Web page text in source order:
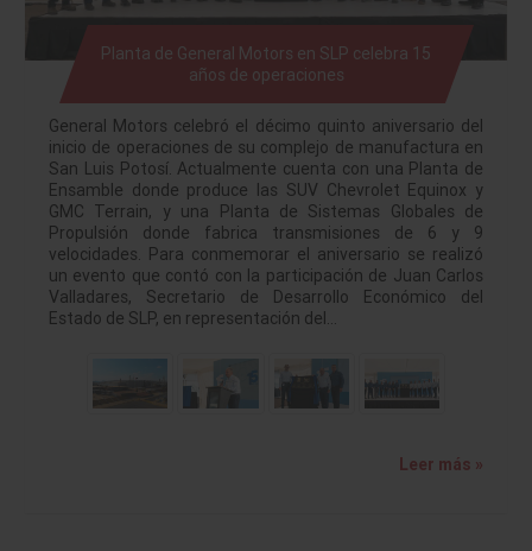
Planta de General Motors en SLP celebra 15
años de operaciones
General Motors celebró el décimo quinto aniversario del
inicio de operaciones de su complejo de manufactura en
San Luis Potosí. Actualmente cuenta con una Planta de
Ensamble donde produce las SUV Chevrolet Equinox y
GMC Terrain, y una Planta de Sistemas Globales de
Propulsión donde fabrica transmisiones de 6 y 9
velocidades. Para conmemorar el aniversario se realizó
un evento que contó con la participación de Juan Carlos
Valladares, Secretario de Desarrollo Económico del
Estado de SLP, en representación del…
Leer más »